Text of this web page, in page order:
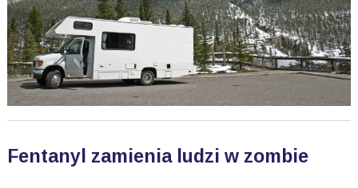
Fentanyl zamienia ludzi w zombie